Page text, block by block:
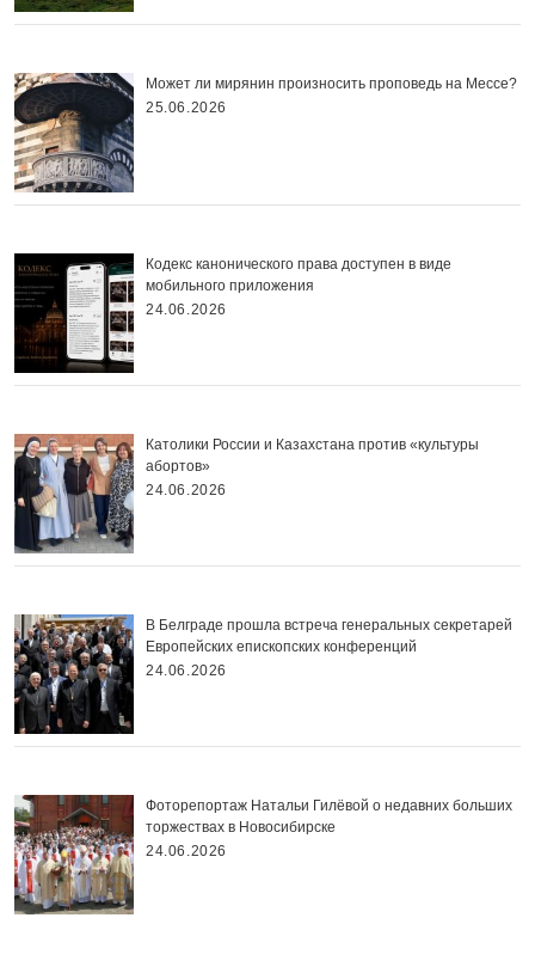
Может ли мирянин произносить проповедь на Мессе?
25.06.2026
Кодекс канонического права доступен в виде
мобильного приложения
24.06.2026
Католики России и Казахстана против «культуры
абортов»
24.06.2026
В Белграде прошла встреча генеральных секретарей
Европейских епископских конференций
24.06.2026
Фоторепортаж Натальи Гилёвой о недавних больших
торжествах в Новосибирске
24.06.2026